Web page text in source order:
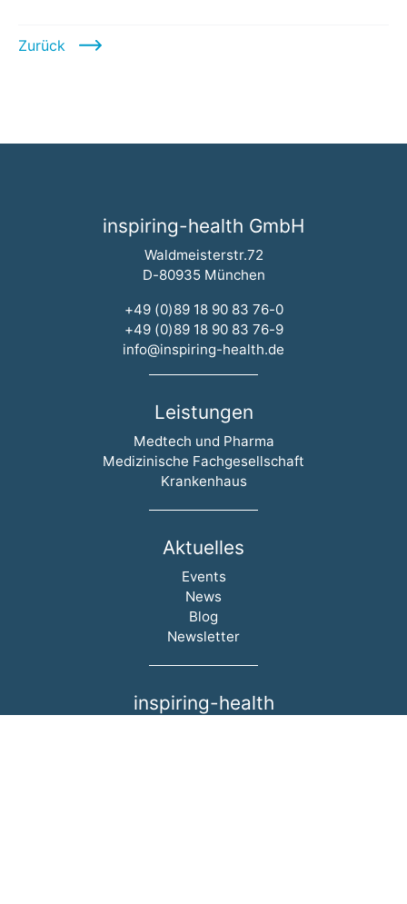
Zurück
inspiring-health GmbH
Waldmeisterstr.72
D-80935 München
+49 (0)89 18 90 83 76-0
+49 (0)89 18 90 83 76-9
info@inspiring-health.de
Leistungen
Navigation überspringen
Medtech und Pharma
Medizinische Fachgesellschaft
Krankenhaus
Aktuelles
Navigation überspringen
Events
News
Blog
Newsletter
inspiring-health